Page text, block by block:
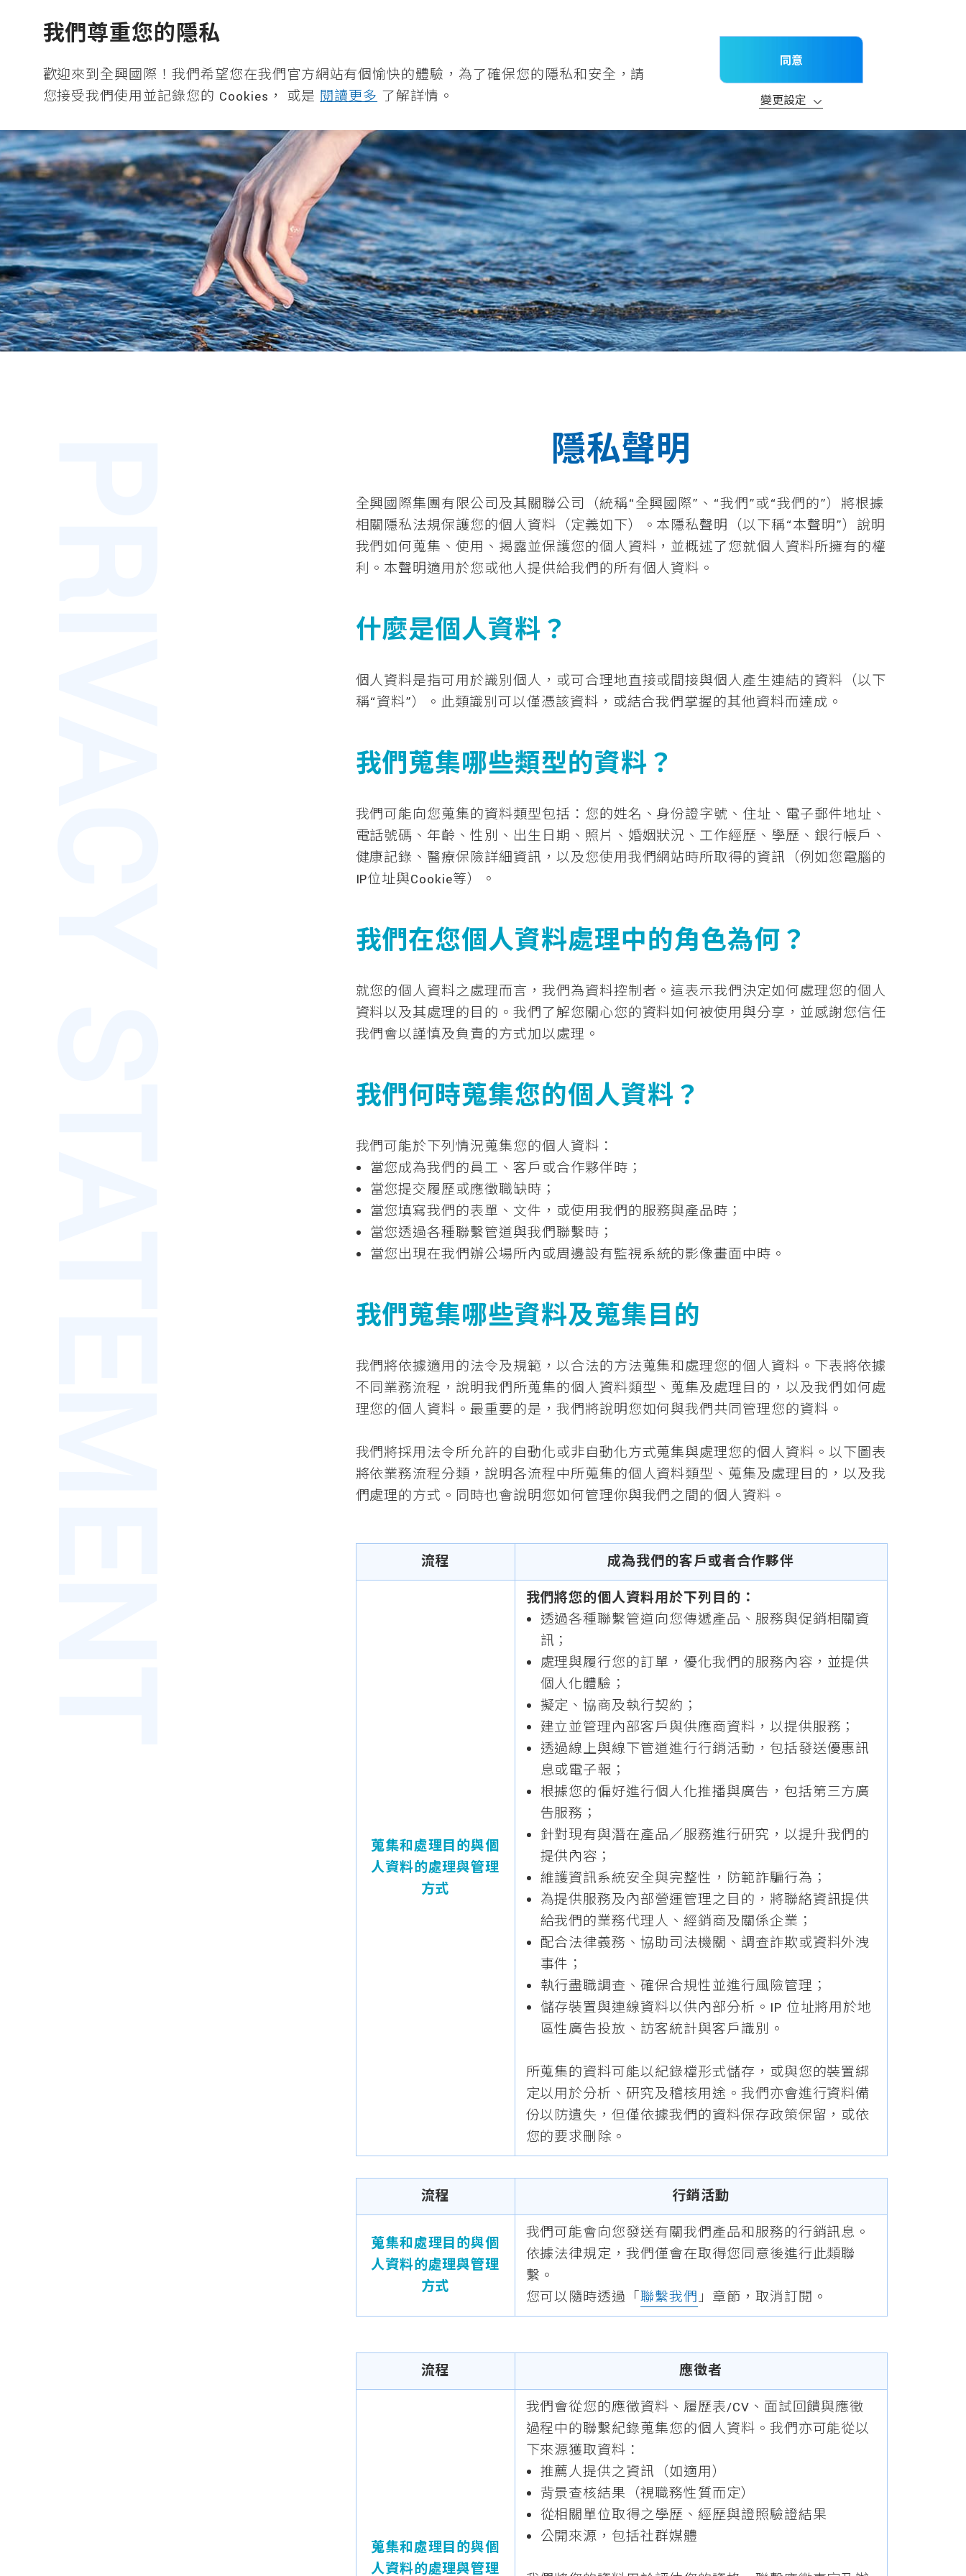
我們尊重您的隱私
歡迎來到全興國際！我們希望您在我們官方網站有個愉快的體驗，為了確保您的隱私和安全，請
您接受我們使用並記錄您的 Cookies， 或是閱讀更多 了解詳情。
同意
變更設定
全興國際水產股份有限公司
研究與開發
隱私聲明
全興國際集團有限公司及其關聯公司（統稱“全興國際”、“我們”或“我們的”）將根據
相關隱私法規保護您的個人資料（定義如下）。本隱私聲明（以下稱“本聲明”）說明
我們如何蒐集、使用、揭露並保護您的個人資料，並概述了您就個人資料所擁有的權
利。本聲明適用於您或他人提供給我們的所有個人資料。
什麼是個人資料？
個人資料是指可用於識別個人，或可合理地直接或間接與個人產生連結的資料（以下
稱“資料”）。此類識別可以僅憑該資料，或結合我們掌握的其他資料而達成。
我們蒐集哪些類型的資料？
我們可能向您蒐集的資料類型包括：您的姓名、身份證字號、住址、電子郵件地址、
電話號碼、年齡、性別、出生日期、照片、婚姻狀況、工作經歷、學歷、銀行帳戶、
健康記錄、醫療保險詳細資訊，以及您使用我們網站時所取得的資訊（例如您電腦的
IP位址與Cookie等）。
我們在您個人資料處理中的角色為何？
就您的個人資料之處理而言，我們為資料控制者。這表示我們決定如何處理您的個人
資料以及其處理的目的。我們了解您關心您的資料如何被使用與分享，並感謝您信任
我們會以謹慎及負責的方式加以處理。
我們何時蒐集您的個人資料？
我們可能於下列情況蒐集您的個人資料：
當您成為我們的員工、客戶或合作夥伴時；
當您提交履歷或應徵職缺時；
當您填寫我們的表單、文件，或使用我們的服務與產品時；
當您透過各種聯繫管道與我們聯繫時；
當您出現在我們辦公場所內或周邊設有監視系統的影像畫面中時。
我們蒐集哪些資料及蒐集目的
我們將依據適用的法令及規範，以合法的方法蒐集和處理您的個人資料。下表將依據
不同業務流程，說明我們所蒐集的個人資料類型、蒐集及處理目的，以及我們如何處
理您的個人資料。最重要的是，我們將說明您如何與我們共同管理您的資料。
我們將採用法令所允許的自動化或非自動化方式蒐集與處理您的個人資料。以下圖表
將依業務流程分類，說明各流程中所蒐集的個人資料類型、蒐集及處理目的，以及我
們處理的方式。同時也會說明您如何管理你與我們之間的個人資料。
流程 成為我們的客戶或者合作夥伴
蒐集和處理目的與個
人資料的處理與管理
方式
我們將您的個人資料用於下列目的：
透過各種聯繫管道向您傳遞產品、服務與促銷相關資
訊；
處理與履行您的訂單，優化我們的服務內容，並提供
個人化體驗；
擬定、協商及執行契約；
建立並管理內部客戶與供應商資料，以提供服務；
透過線上與線下管道進行行銷活動，包括發送優惠訊
息或電子報；
根據您的偏好進行個人化推播與廣告，包括第三方廣
告服務；
針對現有與潛在產品／服務進行研究，以提升我們的
提供內容；
維護資訊系統安全與完整性，防範詐騙行為；
為提供服務及內部營運管理之目的，將聯絡資訊提供
給我們的業務代理人、經銷商及關係企業；
配合法律義務、協助司法機關、調查詐欺或資料外洩
事件；
執行盡職調查、確保合規性並進行風險管理；
儲存裝置與連線資料以供內部分析。IP 位址將用於地
區性廣告投放、訪客統計與客戶識別。
所蒐集的資料可能以紀錄檔形式儲存，或與您的裝置綁
定以用於分析、研究及稽核用途。我們亦會進行資料備
份以防遺失，但僅依據我們的資料保存政策保留，或依
您的要求刪除。
流程 行銷活動
蒐集和處理目的與個
人資料的處理與管理
方式
我們可能會向您發送有關我們產品和服務的行銷訊息。
依據法律規定，我們僅會在取得您同意後進行此類聯
繫。
您可以隨時透過「聯繫我們」章節，取消訂閱。
流程 應徵者
蒐集和處理目的與個
人資料的處理與管理
我們會從您的應徵資料、履歷表/CV、面試回饋與應徵
過程中的聯繫紀錄蒐集您的個人資料。我們亦可能從以
下來源獲取資料：
推薦人提供之資訊（如適用）
背景查核結果（視職務性質而定）
從相關單位取得之學歷、經歷與證照驗證結果
公開來源，包括社群媒體